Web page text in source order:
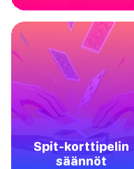
Spit-korttipelin
säännöt